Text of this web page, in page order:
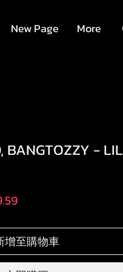
New Page More
BANGTOZZY - LIL
促
價
格
增至購物車